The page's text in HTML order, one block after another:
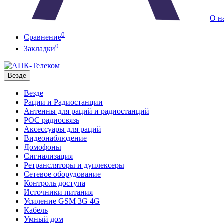
О
Сравнение0
Закладки0
Везде
Везде
Рации и Радиостанции
Антенны для раций и радиостанций
POC радиосвязь
Аксессуары для раций
Видеонаблюдение
Домофоны
Сигнализация
Ретрансляторы и дуплексеры
Сетевое оборудование
Контроль доступа
Источники питания
Усиление GSM 3G 4G
Кабель
Умный дом